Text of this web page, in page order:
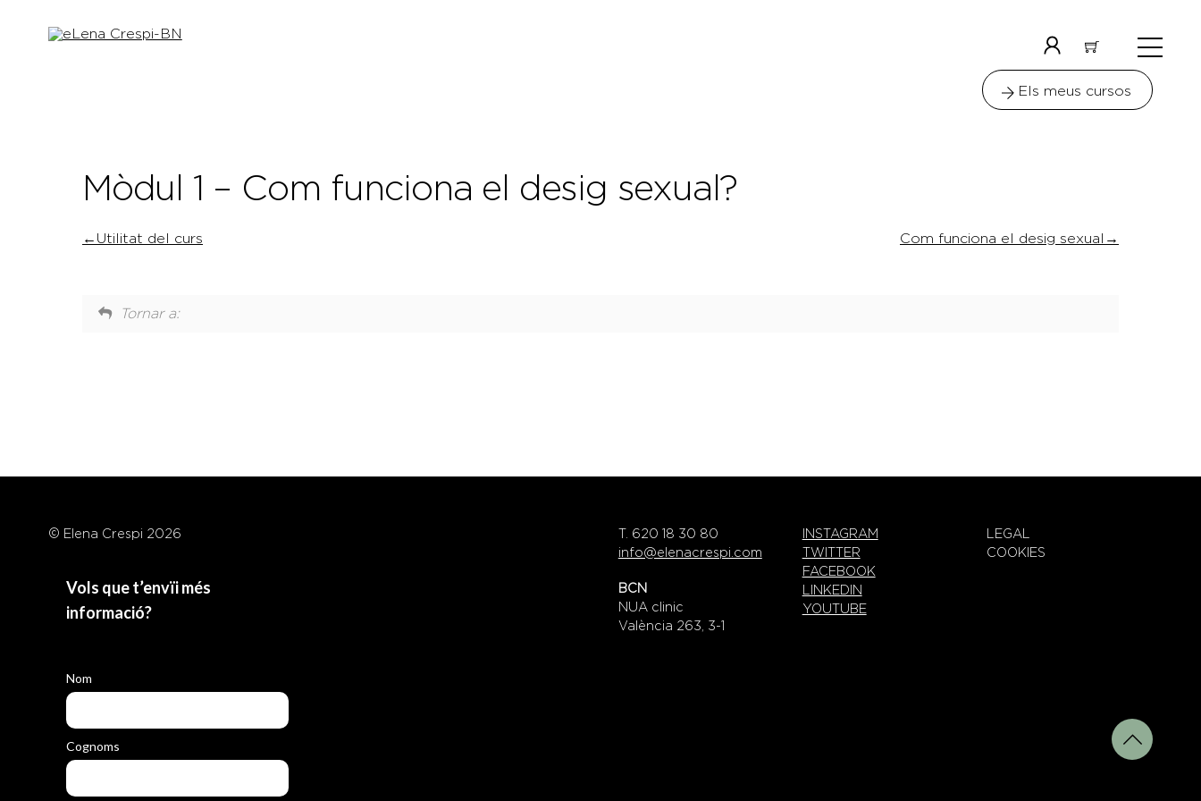
Menu
Els meus cursos
Mòdul 1 – Com funciona el desig sexual?
Utilitat del curs Com funciona el desig sexual
Tornar a:
© Elena Crespi 2026
Vols que t’envïi més
informació?
Nom
Cognoms
T. 620 18 30 80
info@elenacrespi.com
BCN
NUA clinic
València 263, 3-1
INSTAGRAM
TWITTER
FACEBOOK
LINKEDIN
YOUTUBE
LEGAL
COOKIES